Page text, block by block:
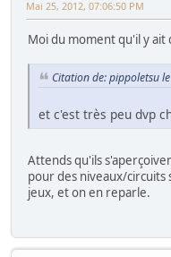
Mai 25, 2012, 07:06:50 PM
Moi du moment qu'il y ait
Citation de: pippoletsu
et c'est très peu dvp
Attends qu'ils
pour des niveaux/
jeux, et on en reparle.